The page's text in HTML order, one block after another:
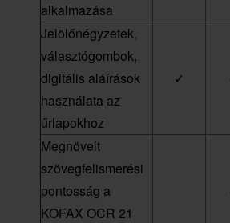
alkalmazása
Jelölőnégyzetek,
választógombok,
digitális aláírások
használata az
űrlapokhoz
✓
Megnövelt
szövegfelismerési
pontosság a
KOFAX OCR 21